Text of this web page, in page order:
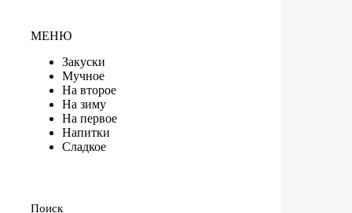
МЕНЮ
Закуски
Мучное
На второе
На зиму
На первое
Напитки
Сладкое
Поиск